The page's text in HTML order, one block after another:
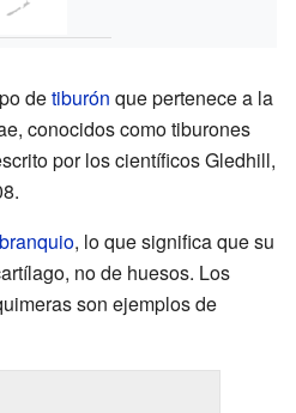
detiburón que pertenece a la
conocidos como tiburones
por los científicos Gledhill,
, lo que significa que su
no de huesos. Los
son ejemplos de